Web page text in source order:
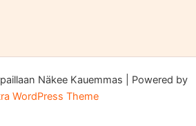
Näkee Kauemmas | Powered by
WordPress Theme